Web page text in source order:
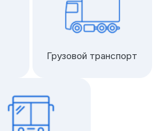
Грузовой транспорт